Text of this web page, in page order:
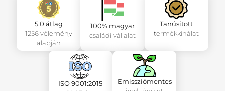
5.0 átlag
1256 vélemény
alapján
100% magyar
családi vállalat
Tanúsított
termékkínálat
ISO 9001:2015
Emissziómentes